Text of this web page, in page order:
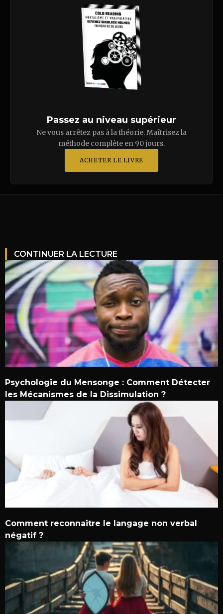
Passez au niveau supérieur
Ne vous arrêtez pas à la théorie. Maîtrisez la
méthode complète en 90 jours.
ACHETER LE LIVRE
CONTINUER LA LECTURE
Psychologie du Mensonge : Comment Détecter
les Mécanismes de la Dissimulation ?
Comment reconnaitre le langage non verbal
négatif ?